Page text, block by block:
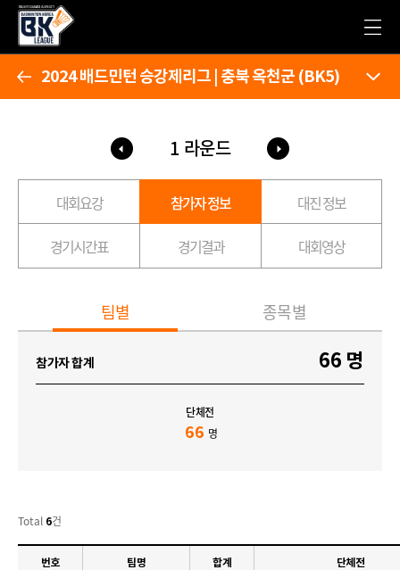
2024 배드민턴 승강제리그 | 충북 옥천군 (BK5)
1 라운드
대회요강 참가자 정보 대진 정보
경기시간표 경기결과 대회영상
팀별 종목별
참가자 합계 66 명
단체전
66 명
Total 6건
번호 팀명 합계 단체전